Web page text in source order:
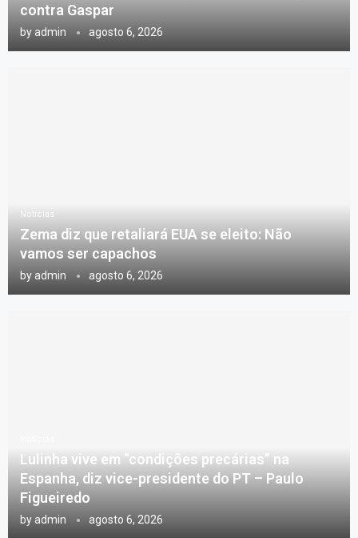
contra Gaspar
by admin agosto 6, 2026
Notícias
Zema diz que retaliará EUA se eleito: Não
vamos ser capachos
byadmin agosto 6, 2026
Lulinha vive em “condições precárias” na
Espanha, diz vice-presidente do PT – Paulo
Figueiredo
by admin agosto 6, 2026